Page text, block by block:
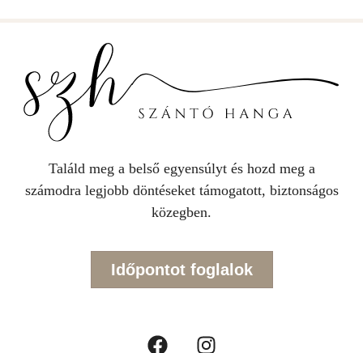
Találd meg a belső egyensúlyt és hozd meg a
számodra legjobb döntéseket támogatott, biztonságos
közegben.
Időpontot foglalok